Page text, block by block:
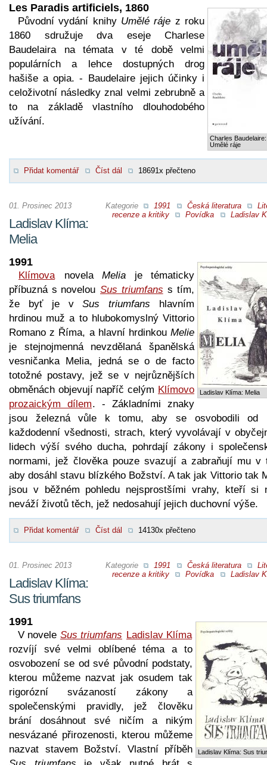
Charles Baudelaire:
Umělé ráje
Les Paradis artificiels, 1860
Původní vydání knihy Umělé ráje z roku
1860 sdružuje dva eseje Charlese
Baudelaira na témata v té době velmi
populárních a lehce dostupných drog
hašiše a opia. - Baudelaire jejich účinky i
celoživotní následky znal velmi zebrubně a
to na základě vlastního dlouhodobého
užívání.
Přidat komentář Číst dál 18691x přečteno
Kategorie 1991 Česká literatura
recenze a kritiky
Povídka Ladislav
01. Prosinec 2013
Ladislav Klíma:
Melia
Ladislav Klíma: Melia
1991
Klímova novela Melia je tématicky
příbuzná s novelou Sus triumfans s tím,
že byť je vSus triumfans hlavním
hrdinou muž a to hlubokomyslný Vittorio
Romano z Říma, a hlavní hrdinkou Melie
je stejnojmenná nevzdělaná španělská
vesničanka Melia, jedná se o de facto
totožné postavy, jež se v nejrůznějších
obměnách objevují napříč celým Klímovo
prozaickým dílem. - Základními znaky
jsou železná vůle k tomu, aby se osvobodili od
každodenní všednosti, strach, který vyvolávají v
lidech výší svého ducha, pohrdají zákony i
normami, jež člověka pouze svazují a zabraňují mu v
aby dosáhl stavu blízkého Božství. A tak jak Vittorio tak
jsou v běžném pohledu nejsprostšími vrahy, kteří si
neváží životů těch, jež nedosahují jejich duchovní výše.
Přidat komentář Číst dál 14130x přečteno
Kategorie 1991 Česká literatura
recenze a kritiky
Povídka Ladislav
01. Prosinec 2013
Ladislav Klíma:
Sus triumfans
Ladislav Klíma: Sus
1991
V novele Sus triumfans Ladislav Klíma
rozvíjí své velmi oblíbené téma a to
osvobození se od své původní podstaty,
kterou můžeme nazvat jak osudem tak
rigorózní svázaností zákony a
společenskými pravidly, jež člověku
brání dosáhnout své ničím a nikým
nesvázané přirozenosti, kterou můžeme
nazvat stavem Božství. Vlastní příběh